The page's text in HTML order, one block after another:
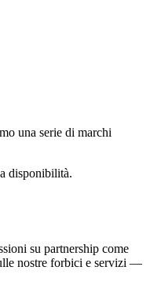
una serie di marchi
disponibilità.
su partnership come
nostre forbici e servizi —